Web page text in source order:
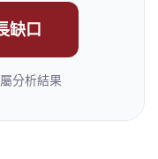
缺口
分析結果